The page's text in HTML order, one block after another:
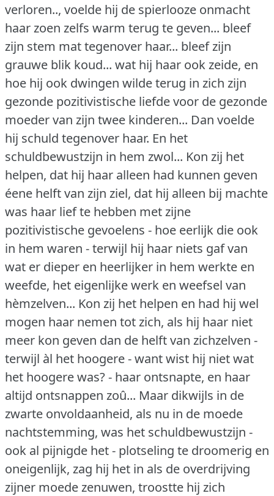
verloren.., voelde hij de spierlooze onmacht
haar zoen zelfs warm terug te geven... bleef
zijn stem mat tegenover haar... bleef zijn
grauwe blik koud... wat hij haar ook zeide, en
hoe hij ook dwingen wilde terug in zich zijn
gezonde pozitivistische liefde voor de gezonde
moeder van zijn twee kinderen... Dan voelde
hij schuld tegenover haar. En het
schuldbewustzijn in hem zwol... Kon zij het
helpen, dat hij haar alleen had kunnen geven
éene helft van zijn ziel, dat hij alleen bij machte
was haar lief te hebben met zijne
pozitivistische gevoelens - hoe eerlijk die ook
in hem waren - terwijl hij haar niets gaf van
wat er dieper en heerlijker in hem werkte en
weefde, het eigenlijke werk en weefsel van
hèmzelven... Kon zij het helpen en had hij wel
mogen haar nemen tot zich, als hij haar niet
meer kon geven dan de helft van zichzelven -
terwijl àl het hoogere - want wist hij niet wat
het hoogere was?- haar ontsnapte, en haar
altijd ontsnappen zoû... Maar dikwijls in de
zwarte onvoldaanheid, als nu in de moede
nachtstemming, was het schuldbewustzijn -
ook al pijnigde het - plotseling te droomerig en
oneigenlijk, zag hij het in als de overdrijving
zijner moede zenuwen, troostte hij zich